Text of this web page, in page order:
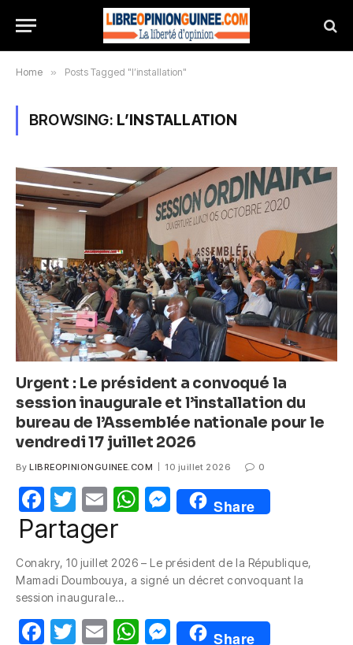
Home » Posts Tagged "l’installation"
BROWSING: L’INSTALLATION
Urgent : Le président a convoqué la
session inaugurale et l’installation du
bureau de l’Assemblée nationale pour le
vendredi 17 juillet 2026
By LIBREOPINIONGUINEE.COM 10 juillet 2026 0
F
a
e
b
o
T
w
itt
er
E
m
W
s
p
M
e
e
g
Share
Partager
Conakry, 10 juillet 2026 – Le président de la République,
Mamadi Doumbouya, a signé un décret convoquant la
session inaugurale…
F
T
E
W M
Share